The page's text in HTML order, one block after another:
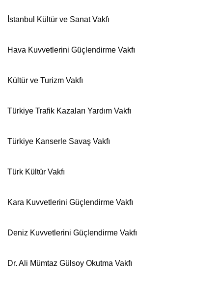
İstanbul Kültür ve SanatVakfı
Hava Kuvvetlerini Güçlendirme Vakfı
Kültür ve Turizm Vakfı
TürkiyeTrafik Kazaları Yardım Vakfı
TürkiyeKanserle Savaş Vakfı
Türk Kültür Vakfı
Kara Kuvvetlerini Güçlendirme Vakfı
Deniz Kuvvetlerini Güçlendirme Vakfı
Dr. Ali Mümtaz Gülsoy Okutma Vakfı